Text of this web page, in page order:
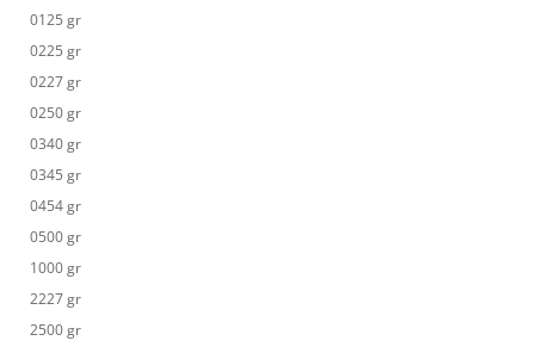
0125 gr
0225 gr
0227 gr
0250 gr
0340 gr
0345 gr
0454 gr
0500 gr
1000 gr
2227 gr
2500 gr